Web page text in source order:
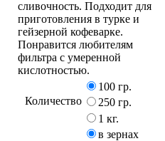
сливочность. Подходит для
приготовления в турке и
гейзерной кофеварке.
Понравится любителям
фильтра с умеренной
кислотностью.
Количество
100 гр.
250 гр.
1 кг.
в зернах